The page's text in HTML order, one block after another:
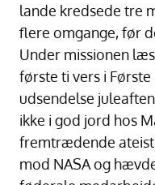
lande kredsede tre
flere omgange, før
Under missionen
første ti vers i
udsendelse
ikke i god jord hos
fremtrædende
mod NASA og